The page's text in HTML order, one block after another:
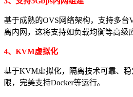
基于成熟的OVS网络架构，支持多台
离内网，这将支持如负载均衡等高级
4、KVM虚拟化
基于KVM虚拟化，隔离技术可靠、稳
限，完美支持Docker等运行。